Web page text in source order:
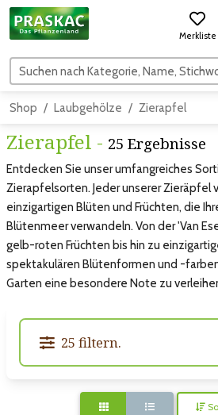
Merkliste
Shop Laubgehölze Zierapfel
Zierapfel - 25 Ergebnisse
Entdecken Sie unser umfangreiches
Zierapfelsorten. Jeder unserer Zieräpfel
einzigartigen Blüten und Früchten, die
Blütenmeer verwandeln. Von der 'Van
gelb-roten Früchten bis hin zu
spektakulären Blütenformen und -
Garten eine besondere Note zu
25 filtern.